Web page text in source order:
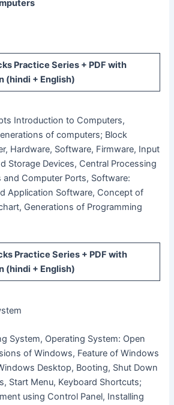
Practice Series + PDF with
(hindi + English)
Introduction to Computers,
of computers; Block
Hardware, Software, Firmware, Input
Storage Devices, Central Processing
and Computer Ports, Software:
Application Software, Concept of
Generations of Programming
Practice Series + PDF with
(hindi + English)
System, Operating System: Open
of Windows, Feature of Windows
Desktop, Booting, Shut Down
Start Menu, Keyboard Shortcuts;
using Control Panel, Installing